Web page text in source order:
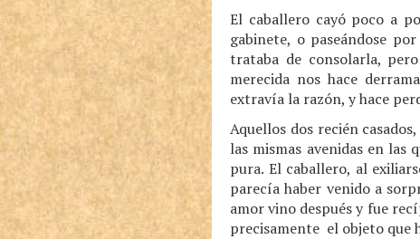
El caballero cayó poco a
gabinete, o paseándose
trataba de consolarla,
merecida nos hace
extravía la razón, y hace
Aquellos dos recién
las mismas avenidas en
pura. El caballero, al
parecía haber venido a
amor vino después y fue
precisamente el objeto que